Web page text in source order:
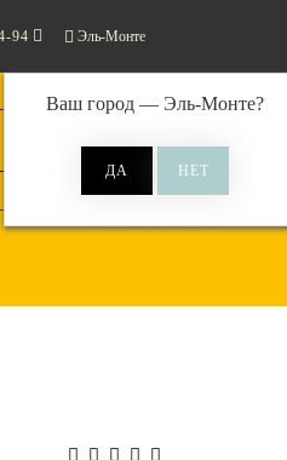
Эль-Монте
Ваш город — Эль-Монте?
94
0